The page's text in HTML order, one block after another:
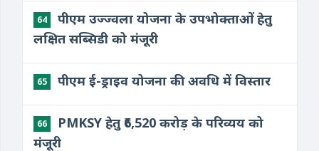
64
पीएम उज्ज्वला योजना के उपभोक्ताओं हेतु
लक्षित सब्सिडी को मंजूरी
65 पीएम ई-ड्राइव योजना की अवधि में विस्तार
66
PMKSY हेतु ₹6,520 करोड़ के परिव्यय को
मंजूरी